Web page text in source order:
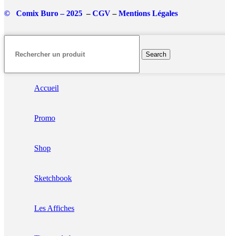
© Comix Buro – 2025 –CGV–Mentions Légales
Search
Accueil
Promo
Shop
Sketchbook
Les Affiches